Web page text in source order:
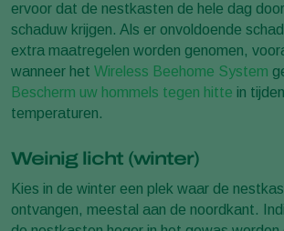
ervoor dat de nestkasten de hele dag
schaduw krijgen. Als er onvoldoende
extra maatregelen worden genomen,
wanneer het Wireless Beehome System
Bescherm uw hommels tegen hitte in
temperaturen.
Weinig licht (winter)
Kies in de winter een plek waar de
ontvangen, meestal aan de noordkant.